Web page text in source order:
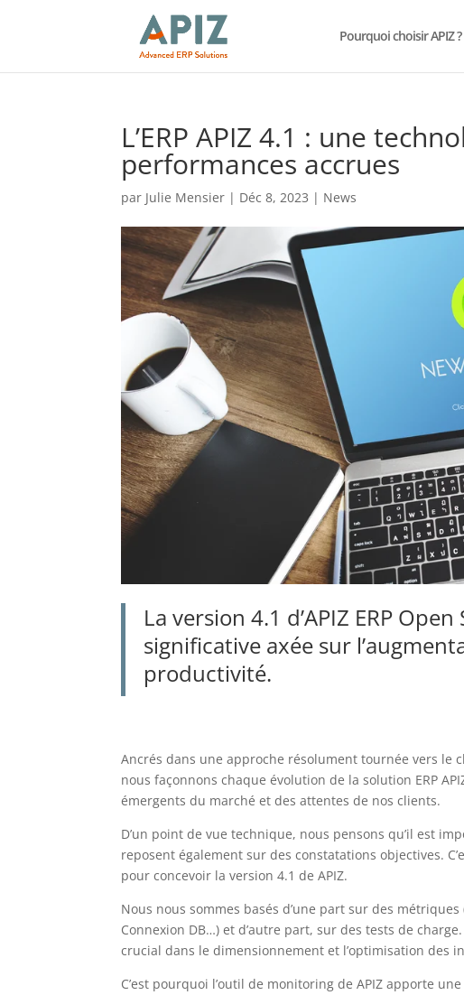
Pourquoi choisir APIZ ?
L’ERP APIZ 4.1 : une
performances accrues
par Julie Mensier | Déc 8, 2023 | News
La version 4.1 d’APIZ ERP Open
significative axée sur l’
productivité.
Ancrés dans une approche résolument tournée vers le
nous façonnons chaque évolution de la solution ERP
émergents du marché et des attentes de nos clients.
D’un point de vue technique, nous pensons qu’il est
reposent également sur des constatations objectives.
pour concevoir la version 4.1 de APIZ.
Nous nous sommes basés d’une part sur des métriques
Connexion DB…) et d’autre part, sur des tests de charge.
crucial dans le dimensionnement et l’optimisation des
C’est pourquoi l’outil de monitoring de APIZ apporte